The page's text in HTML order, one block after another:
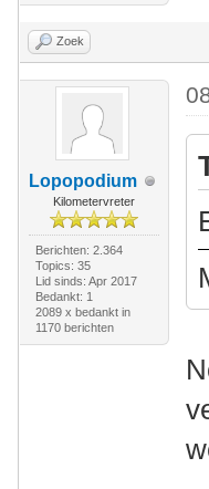
Zoek
Lopopodium
Kilometervreter
Berichten: 2.364
Topics: 35
Lid sinds: Apr 2017
Bedankt: 1
2089 x bedankt in
1170 berichten